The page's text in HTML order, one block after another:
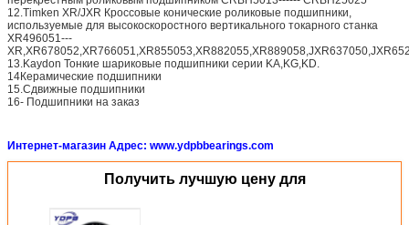
12.Timken XR/JXR Кроссовые конические роликовые подшипники,
используемые для высокоскоростного вертикального токарного станка
XR496051---
13.Kaydon Тонкие шариковые подшипники серии KA,KG,KD.
14Керамические подшипники
15.Сдвижные подшипники
16- Подшипники на заказ
Интернет-магазин Адрес: www.ydpbbearings.com
Получить лучшую цену для